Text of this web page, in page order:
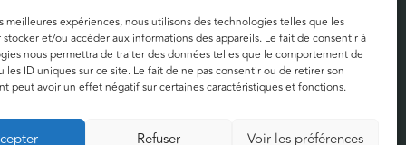
meilleures expériences, nous utilisons des technologies telles que les
et/ou accéder aux informations des appareils. Le fait de consentir à
nous permettra de traiter des données telles que le comportement de
les ID uniques sur ce site. Le fait de ne pas consentir ou de retirer son
peut avoir un effet négatif sur certaines caractéristiques et fonctions.
Refuser Voir les préférences
de confidentialité
légales